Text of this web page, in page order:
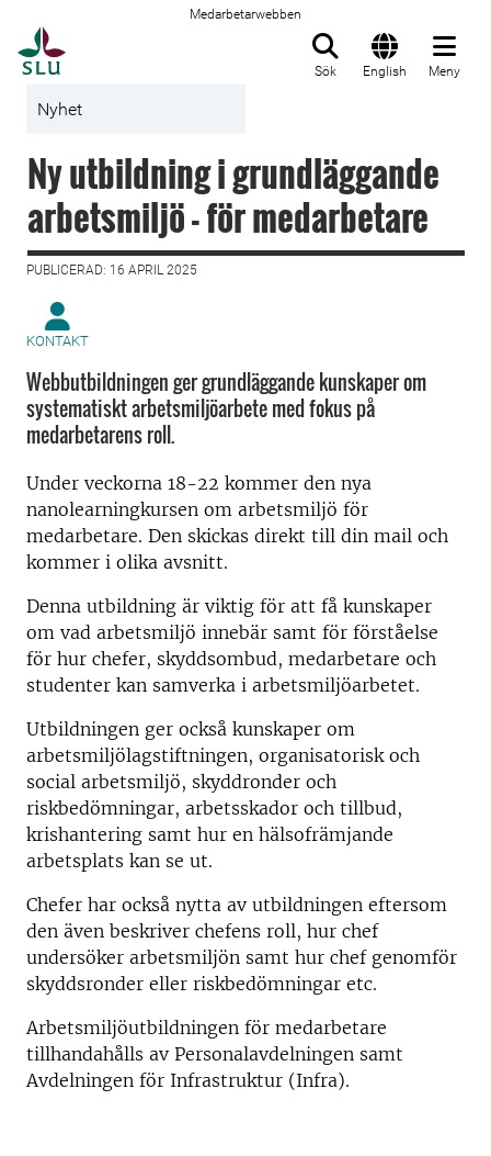
Medarbetarwebben
Sök English Meny
Nyhet
Ny utbildning i grundläggande
arbetsmiljö - för medarbetare
PUBLICERAD: 16 APRIL 2025
KONTAKT
Webbutbildningen ger grundläggande kunskaper om
systematiskt arbetsmiljöarbete med fokus på
medarbetarens roll.
Under veckorna 18-22 kommer den nya
nanolearningkursen om arbetsmiljö för
medarbetare. Den skickas direkt till din mail och
kommer i olika avsnitt.
Denna utbildning är viktig för att få kunskaper
om vad arbetsmiljö innebär samt för förståelse
för hur chefer, skyddsombud, medarbetare och
studenter kan samverka i arbetsmiljöarbetet.
Utbildningen ger också kunskaper om
arbetsmiljölagstiftningen, organisatorisk och
social arbetsmiljö, skyddronder och
riskbedömningar, arbetsskador och tillbud,
krishantering samt hur en hälsofrämjande
arbetsplats kan se ut.
Chefer har också nytta av utbildningen eftersom
den även beskriver chefens roll, hur chef
undersöker arbetsmiljön samt hur chef genomför
skyddsronder eller riskbedömningar etc.
Arbetsmiljöutbildningen för medarbetare
tillhandahålls av Personalavdelningen samt
Avdelningen för Infrastruktur (Infra).